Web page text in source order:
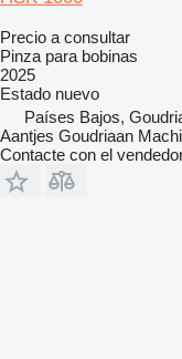
Precio a consultar
Pinza para bobinas
2025
Estado nuevo
Países Bajos,
Aantjes Goudriaan
Contacte con el